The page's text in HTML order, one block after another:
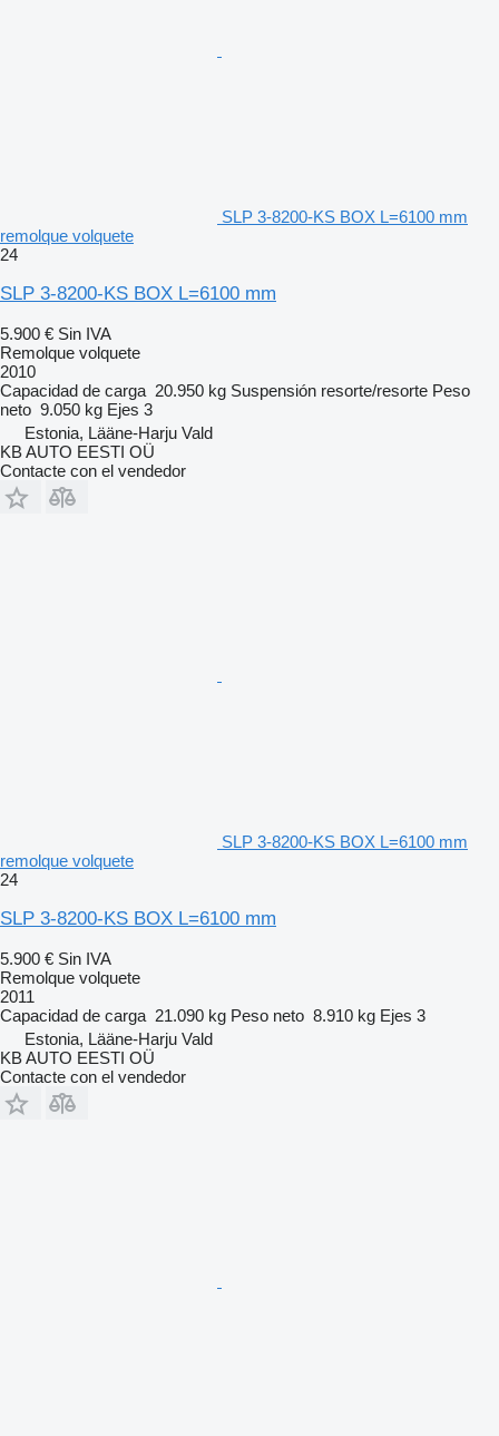
SLP 3-8200-KS BOX L=6100 mm
remolque volquete
24
SLP 3-8200-KS BOX L=6100 mm
5.900 € Sin IVA
Remolque volquete
2010
Capacidad de carga 20.950 kg Suspensión resorte/resorte Peso
neto 9.050 kg Ejes 3
Estonia, Lääne-Harju Vald
KB AUTO EESTI OÜ
Contacte con el vendedor
SLP 3-8200-KS BOX L=6100 mm
remolque volquete
24
SLP 3-8200-KS BOX L=6100 mm
5.900 € Sin IVA
Remolque volquete
2011
Capacidad de carga 21.090 kg Peso neto 8.910 kg Ejes 3
Estonia, Lääne-Harju Vald
KB AUTO EESTI OÜ
Contacte con el vendedor